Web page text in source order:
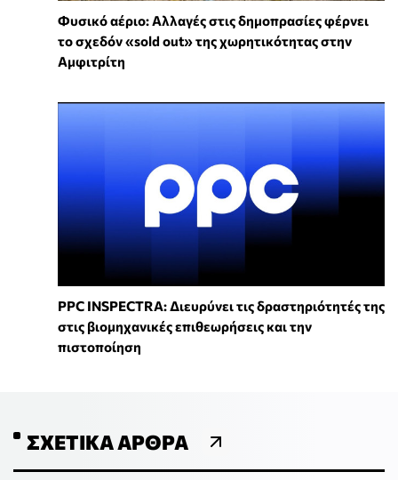
Φυσικό αέριο: Αλλαγές στις δημοπρασίες φέρνει
το σχεδόν «sold out» της χωρητικότητας στην
Αμφιτρίτη
PPC INSPECTRA: Διευρύνει τις δραστηριότητές της
στις βιομηχανικές επιθεωρήσεις και την
πιστοποίηση
ΣΧΕΤΙΚΆ ΆΡΘΡΑ